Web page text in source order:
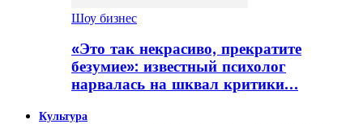
Шоу бизнес
«Это так некрасиво, прекратите
безумие»: известный психолог
нарвалась на шквал критики…
Культура